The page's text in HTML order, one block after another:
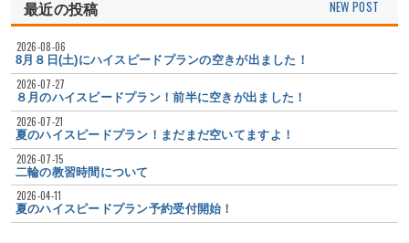
最近の投稿
8月８日(土)にハイスピードプランの空きが出ました！
2026-08-06
８月のハイスピードプラン！前半に空きが出ました！
2026-07-27
夏のハイスピードプラン！まだまだ空いてますよ！
2026-07-21
二輪の教習時間について
2026-07-15
夏のハイスピードプラン予約受付開始！
2026-04-11